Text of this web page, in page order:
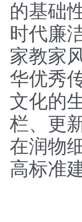
的基础
时代廉
家教家
华优秀
文化的
栏、更
在润物
高标准